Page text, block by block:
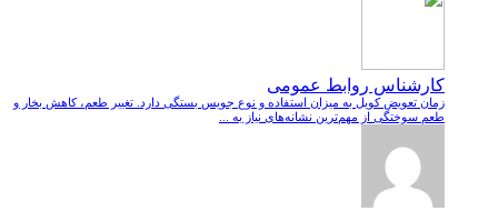
کارشناس روابط عمومی
زمان تعویض کویل به میزان استفاده و نوع جویس بستگی دارد. تغییر طعم، کاهش بخار و
طعم سوختگی از مهم‌ترین نشانه‌های نیاز به ...